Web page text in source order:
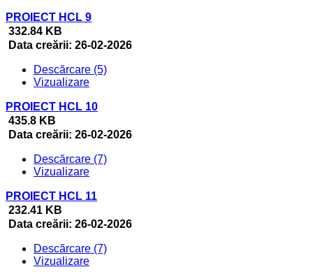
PROIECT HCL 9
332.84 KB
Data creării: 26-02-2026
Descărcare (5)
Vizualizare
PROIECT HCL 10
435.8 KB
Data creării: 26-02-2026
Descărcare (7)
Vizualizare
PROIECT HCL 11
232.41 KB
Data creării: 26-02-2026
Descărcare (7)
Vizualizare